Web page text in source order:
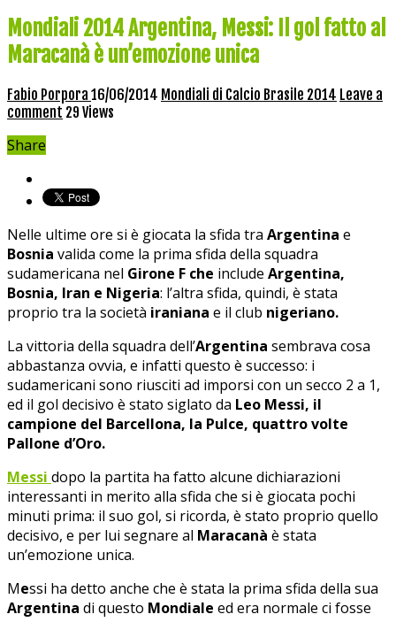
Mondiali 2014 Argentina, Messi: Il gol fatto al
Maracanà è un’emozione unica
Fabio Porpora 16/06/2014 Mondiali di Calcio Brasile 2014 Leave a
comment 29 Views
Share
Nelle ultime ore si è giocata la sfida tra Argentina e
Bosnia valida come la prima sfida della squadra
sudamericana nel Girone F che include Argentina,
Bosnia, Iran e Nigeria: l’altra sfida, quindi, è stata
proprio tra la società iraniana e il club nigeriano.
La vittoria della squadra dell’Argentina sembrava cosa
abbastanza ovvia, e infatti questo è successo: i
sudamericani sono riusciti ad imporsi con un secco 2 a 1,
ed il gol decisivo è stato siglato da Leo Messi, il
campione del Barcellona, la Pulce, quattro volte
Pallone d’Oro.
Messi dopo la partita ha fatto alcune dichiarazioni
interessanti in merito alla sfida che si è giocata pochi
minuti prima: il suo gol, si ricorda, è stato proprio quello
decisivo, e per lui segnare al Maracanà è stata
un’emozione unica.
Messi ha detto anche che è stata la prima sfida della sua
Argentina di questo Mondiale ed era normale ci fosse